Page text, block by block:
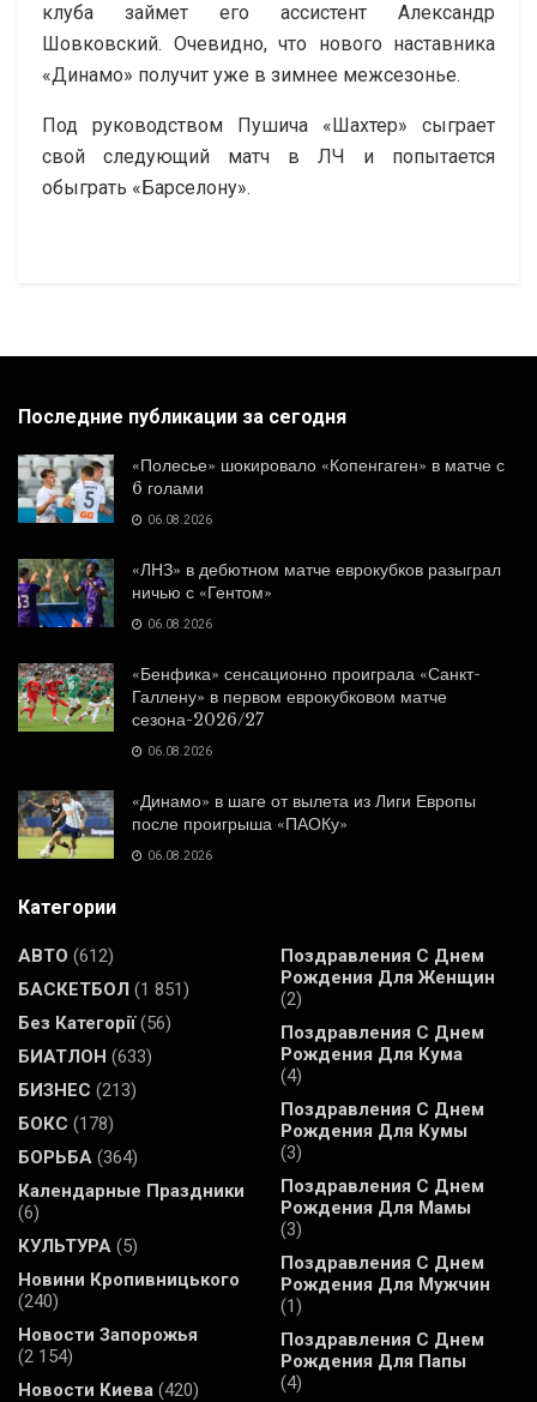
клуба займет его ассистент Александр
Шовковский. Очевидно, что нового наставника
«Динамо» получит уже в зимнее межсезонье.
Под руководством Пушича «Шахтер» сыграет
свой следующий матч в ЛЧ и попытается
обыграть «Барселону».
Последние публикации за сегодня
«Полесье» шокировало «Копенгаген» в матче с
6 голами
06.08.2026
«ЛНЗ» в дебютном матче еврокубков разыграл
ничью с «Гентом»
06.08.2026
«Бенфика» сенсационно проиграла «Санкт-
Галлену» в первом еврокубковом матче
сезона-2026/27
06.08.2026
«Динамо» в шаге от вылета из Лиги Европы
после проигрыша «ПАОКу»
06.08.2026
Категории
АВТО (612)
БАСКЕТБОЛ (1 851)
Без Категорії(56)
БИАТЛОН (633)
БИЗНЕС (213)
БОКС (178)
БОРЬБА (364)
Календарные Праздники
(6)
КУЛЬТУРА (5)
Новини Кропивницького
(240)
Новости Запорожья
(2 154)
Новости Киева (420)
Поздравления С Днем
Рождения Для Женщин
(2)
Поздравления С Днем
Рождения Для Кума
(4)
Поздравления С Днем
Рождения Для Кумы
(3)
Поздравления С Днем
Рождения Для Мамы
(3)
Поздравления С Днем
Рождения Для Мужчин
(1)
Поздравления С Днем
Рождения Для Папы
(4)